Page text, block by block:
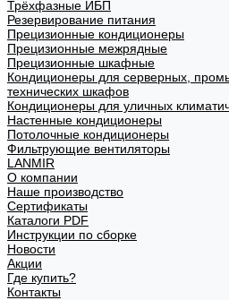
Трёхфазные ИБП
Резервирование питания
Прецизионные кондиционеры
Прецизионные межрядные
Прецизионные шкафные
Кондиционеры для серверных,
технических шкафов
Кондиционеры для уличных
Настенные кондиционеры
Потолочные кондиционеры
Фильтрующие вентиляторы
LANMIR
О компании
Наше производство
Сертификаты
Каталоги PDF
Инструкции по сборке
Новости
Акции
Где купить?
Контакты